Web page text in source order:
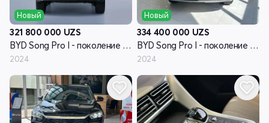
Новый
321 800 000 UZS
BYD Song Pro I - поколение рестайлинг
2024
Новый
334 400 000 UZS
BYD Song Pro I - поколение рестайлинг
2024